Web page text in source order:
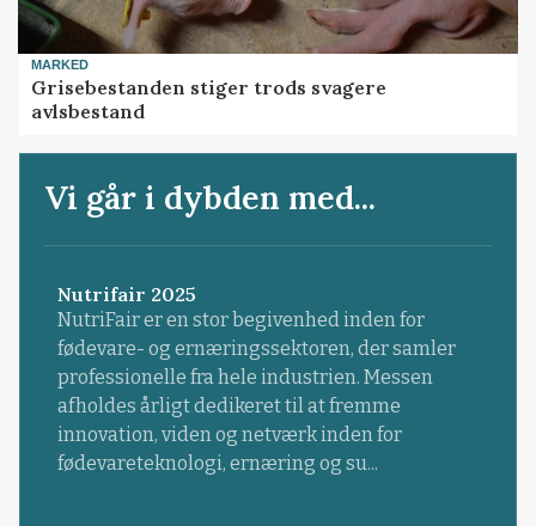
MARKED
Grisebestanden stiger trods svagere
avlsbestand
Vi går i dybden med...
Nutrifair 2025
NutriFair er en stor begivenhed inden for
fødevare- og ernæringssektoren, der samler
professionelle fra hele industrien. Messen
afholdes årligt dedikeret til at fremme
innovation, viden og netværk inden for
fødevareteknologi, ernæring og su...